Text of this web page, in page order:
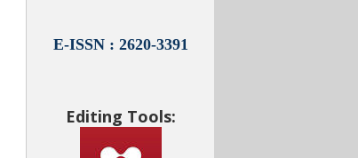
E-ISSN : 2620-3391
Editing Tools: